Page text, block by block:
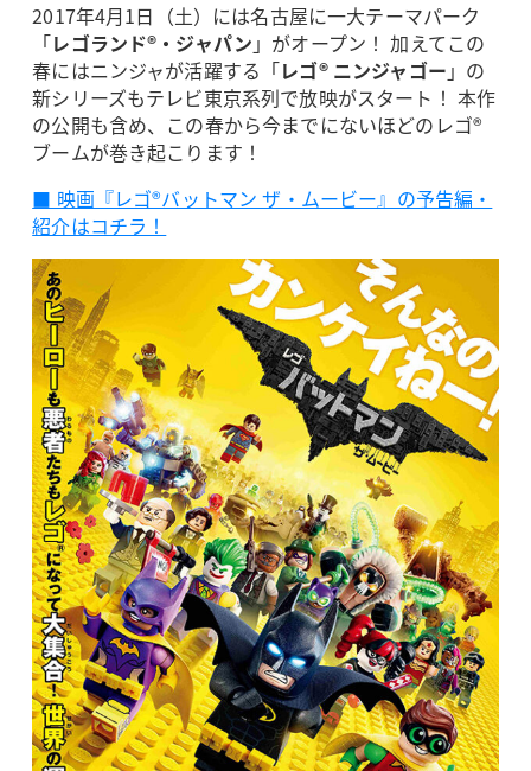
2017年4月1日（土）には名古屋に一大テーマパーク
「レゴランド®・ジャパン 」がオープン！ 加えてこの
春にはニンジャが活躍する「レゴ®ニンジャゴー 」の
新シリーズもテレビ東京系列で放映がスタート！ 本作
の公開も含め、この春から今までにないほどのレゴ®
ブームが巻き起こります！
■ 映画『レゴ®バットマン ザ・ムービー』の予告編・
紹介はコチラ！